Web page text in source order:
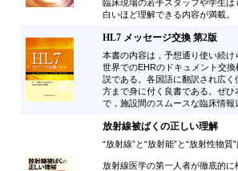
臨床現場の若手スタッフや学生
白いほど理解できる内容が満載。
HL7 メッセージ交換 第2版
本書の内容は，予想通り使い続
世界でのEHRのドキュメント交
説である。各国語に翻訳され広
方まで身に付く良書である。ぜ
で，施設間のスムースな臨床情
放射線被ばくの正しい理解
“放射線”と“放射能”と“放射性物質
放射線医学の第一人者が徹底的に